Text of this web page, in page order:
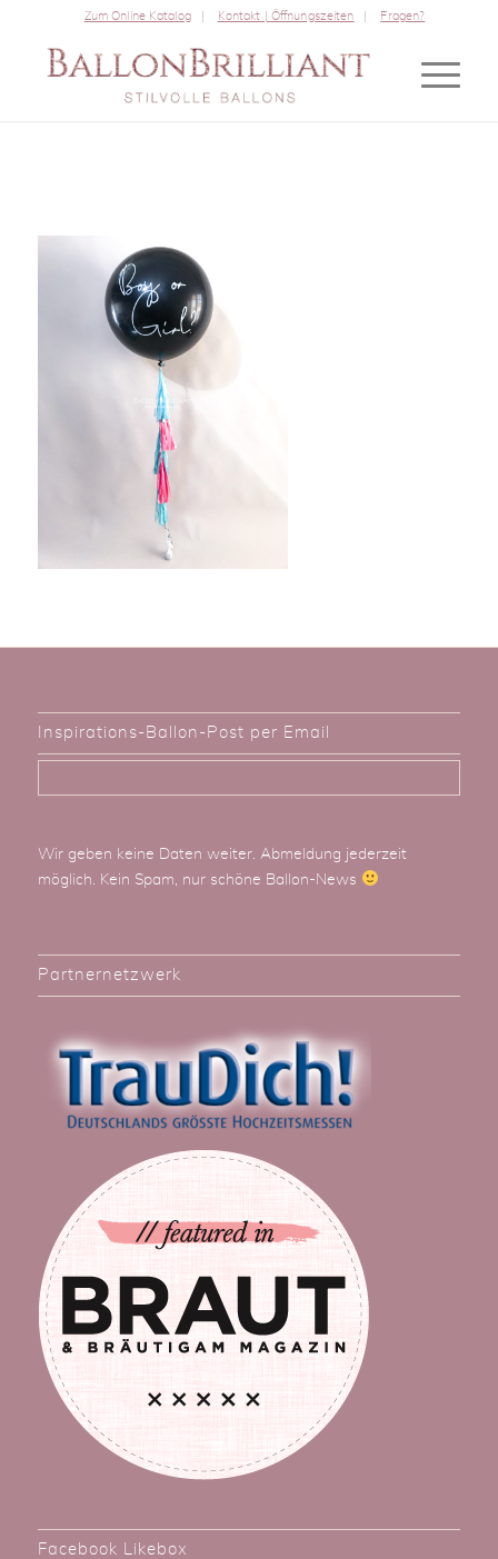
Zum Online Katalog Kontakt | Öffnungszeiten Fragen?
Inspirations-Ballon-Post per Email
Wir geben keine Daten weiter. Abmeldung jederzeit
möglich. Kein Spam, nur schöne Ballon-News
Partnernetzwerk
Facebook Likebox